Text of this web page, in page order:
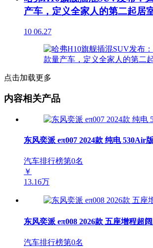
产车，定义全家人的第二起居
10 06.27
点击加载更多
内容相关产品
东风奕派 eπ007 2024款 纯电 530Air版
汽车排行榜第0名
￥
13.16万
东风奕派 eπ008 2026款 五座增程超
汽车排行榜第0名